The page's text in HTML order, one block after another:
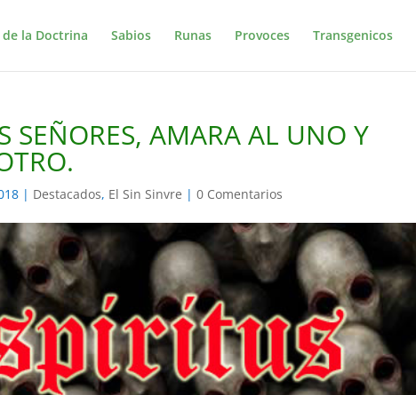
de la Doctrina Sabios Runas Provoces Transgenicos
SEÑORES, AMARA AL UNO Y
| Destacados, El Sin Sinvre |0 Comentarios